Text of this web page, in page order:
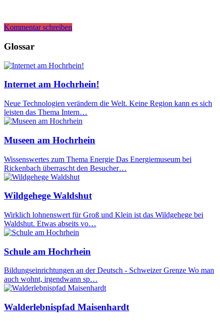
Kommentar schreiben
Glossar
Internet am Hochrhein!
Neue Technologien verändern die Welt. Keine Region kann es sich
leisten das Thema Intern…
Museen am Hochrhein
Wissenswertes zum Thema Energie Das Energiemuseum bei
Rickenbach überrascht den Besucher…
Wildgehege Waldshut
Wirklich lohnenswert für Groß und Klein ist das Wildgehege bei
Waldshut. Etwas abseits vo…
Schule am Hochrhein
Bildungseinrichtungen an der Deutsch - Schweizer Grenze Wo man
auch wohnt, irgendwann sp…
Walderlebnispfad Maisenhardt